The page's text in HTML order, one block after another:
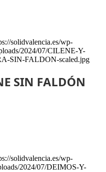
SIN FALDÓN